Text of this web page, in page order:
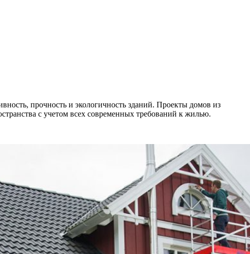
прочность и экологичность зданий. Проекты домов из
с учетом всех современных требований к жилью.